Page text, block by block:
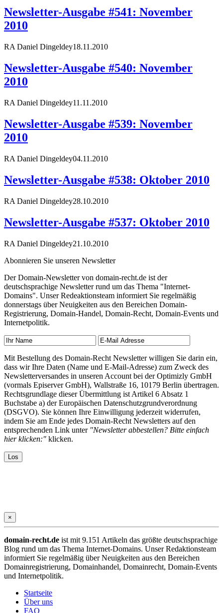
Newsletter-Ausgabe #541: November
2010
RA Daniel Dingeldey18.11.2010
Newsletter-Ausgabe #540: November
2010
RA Daniel Dingeldey11.11.2010
Newsletter-Ausgabe #539: November
2010
RA Daniel Dingeldey04.11.2010
Newsletter-Ausgabe #538: Oktober 2010
RA Daniel Dingeldey28.10.2010
Newsletter-Ausgabe #537: Oktober 2010
RA Daniel Dingeldey21.10.2010
Abonnieren Sie unseren Newsletter
Der Domain-Newsletter von domain-recht.de ist der
deutschsprachige Newsletter rund um das Thema "Internet-
Domains". Unser Redeaktionsteam informiert Sie regelmäßig
donnerstags über Neuigkeiten aus den Bereichen Domain-
Registrierung, Domain-Handel, Domain-Recht, Domain-Events und
Internetpolitik.
Mit Bestellung des Domain-Recht Newsletter willigen Sie darin ein,
dass wir Ihre Daten (Name und E-Mail-Adresse) zum Zweck des
Newsletterversandes in unseren Account bei der Optimizly GmbH
(vormals Episerver GmbH), Wallstraße 16, 10179 Berlin übertragen.
Rechtsgrundlage dieser Übermittlung ist Artikel 6 Absatz 1
Buchstabe a) der Europäischen Datenschutzgrundverordnung
(DSGVO). Sie können Ihre Einwilligung jederzeit widerrufen,
indem Sie am Ende jedes Domain-Recht Newsletters auf den
entsprechenden Link unter "Newsletter abbestellen? Bitte einfach
hier klicken:" klicken.
×
domain-recht.de ist mit 9.151 Artikeln das größte deutschsprachige
Blog rund um das Thema Internet-Domains. Unser Redaktionsteam
informiert Sie regelmäßig über Neuigkeiten aus den Bereichen
Domainregistrierung, Domainhandel, Domainrecht, Domain-Events
und Internetpolitik.
Startseite
Über uns
FAQ